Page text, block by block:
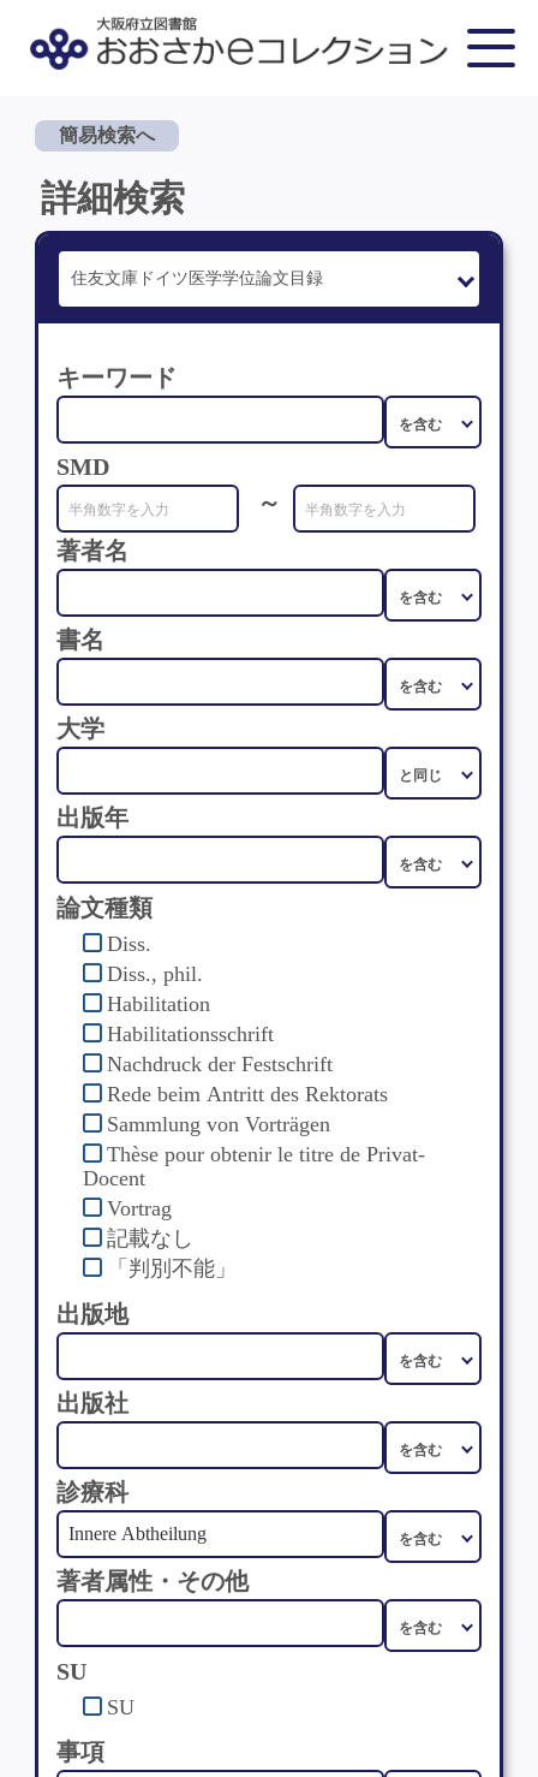
簡易検索へ
詳細検索
キーワード
SMD
～
著者名
書名
大学
出版年
論文種類
Diss.
Diss., phil.
Habilitation
Habilitationsschrift
Nachdruck der Festschrift
Rede beim Antritt des Rektorats
Sammlung von Vorträgen
Thèse pour obtenir le titre de Privat-
Docent
Vortrag
記載なし
「判別不能」
出版地
出版社
診療科
著者属性・その他
SU
SU
事項